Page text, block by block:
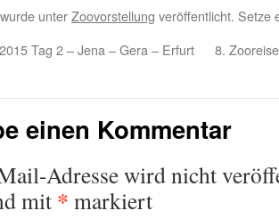
unterZoovorstellung veröffentlicht. Setze
Tag 2 – Jena – Gera – Erfurt
8.
einen Kommentar
Adresse wird nicht
mit * markiert